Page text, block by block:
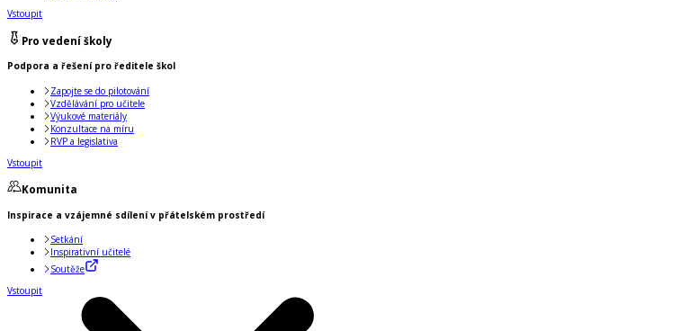
Vstoupit
Pro vedení školy
Podpora a řešení pro ředitele škol
Zapojte se do pilotování
Vzdělávání pro učitele
Výukové materiály
Konzultace na míru
RVP a legislativa
Vstoupit
Komunita
Inspirace a vzájemné sdílení v přátelském prostředí
Setkání
Inspirativní učitelé
Soutěže
Vstoupit